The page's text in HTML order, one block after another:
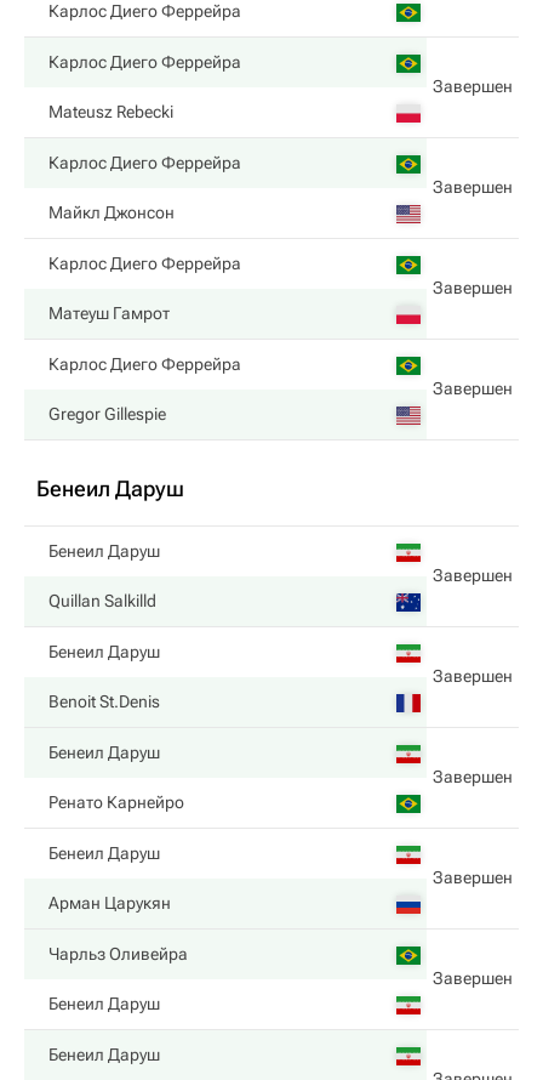
Карлос Диего Феррейра
Карлос Диего Феррейра
Завершен
Mateusz Rebecki
Карлос Диего Феррейра
Завершен
Майкл Джонсон
Карлос Диего Феррейра
Завершен
Матеуш Гамрот
Карлос Диего Феррейра
Завершен
Gregor Gillespie
Бенеил Даруш
Бенеил Даруш
Завершен
Quillan Salkilld
Бенеил Даруш
Завершен
Benoit St.Denis
Бенеил Даруш
Завершен
Ренато Карнейро
Бенеил Даруш
Завершен
Арман Царукян
Чарльз Оливейра
Завершен
Бенеил Даруш
Бенеил Даруш